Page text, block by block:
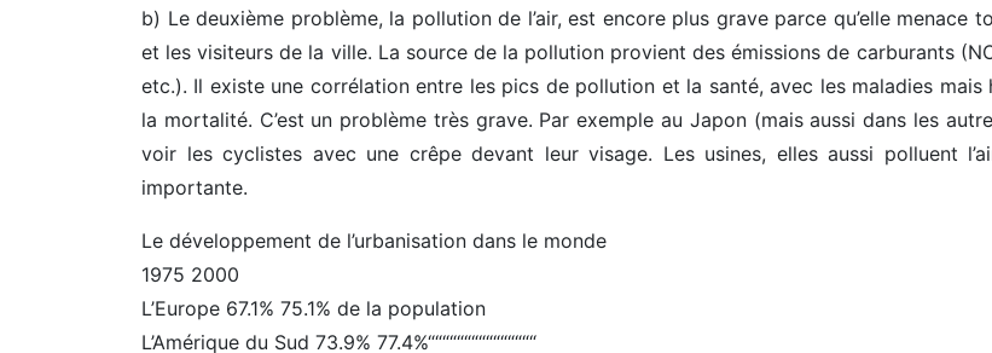
b) Le deuxième problème, la pollution de l’air, est encore plus grave parce qu’elle menace
et les visiteurs de la ville. La source de la pollution provient des émissions de carburants
etc.). Il existe une corrélation entre les pics de pollution et la santé, avec les maladies mais
la mortalité. C’est un problème très grave. Par exemple au Japon (mais aussi dans les
voir les cyclistes avec une crêpe devant leur visage. Les usines, elles aussi polluent
importante.
Le développement de l’urbanisation dans le monde
1975 2000
L’Europe 67.1% 75.1% de la population
L’Amérique du Sud 73.9% 77.4%“““““““““““““““